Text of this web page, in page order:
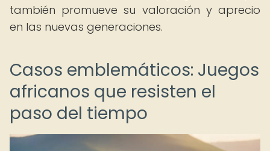
también promueve su valoración y aprecio
en las nuevas generaciones.
Casos emblemáticos: Juegos
africanos que resisten el
paso del tiempo